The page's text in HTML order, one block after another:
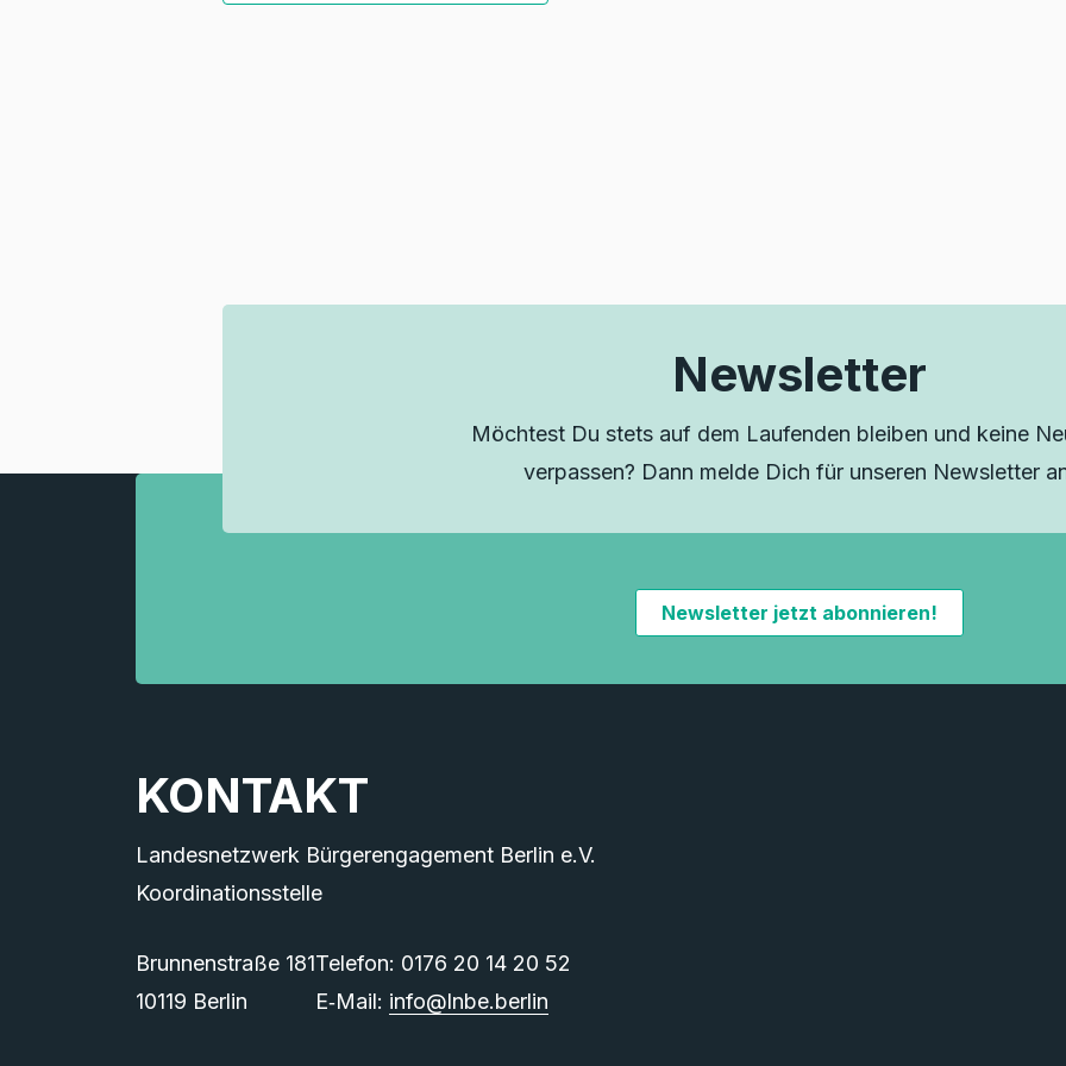
Newsletter
Möchtest Du stets auf dem Laufenden bleiben und keine
verpassen? Dann melde Dich für unseren Newsletter
Newsletter jetzt abonnieren!
KONTAKT
Landesnetzwerk Bürgerengagement Berlin e.V.
Koordinationsstelle
Brunnenstraße 181
10119 Berlin
Telefon: 0176 20 14 20 52
E‑Mail: info@lnbe.berlin